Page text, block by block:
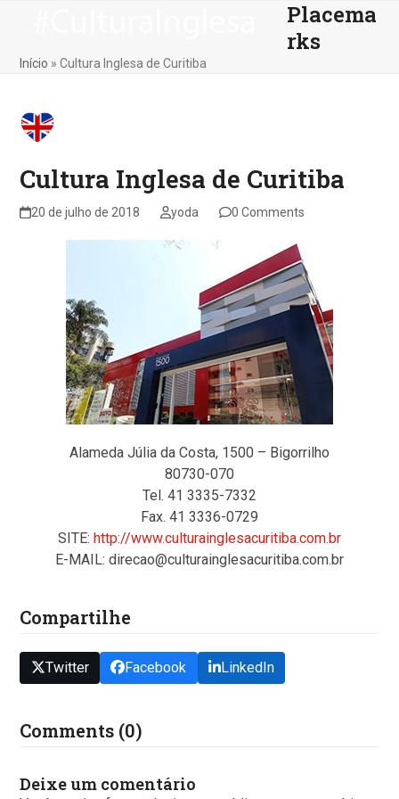
menu
menu
Placema
rks
Início »Cultura Inglesa de Curitiba
Cultura Inglesa de Curitiba
20 de julho de 2018 yoda 0 Comments
Alameda Júlia da Costa, 1500 – Bigorrilho
80730-070
Tel. 41 3335-7332
Fax. 41 3336-0729
SITE: http://www.culturainglesacuritiba.com.br
E-MAIL: direcao@culturainglesacuritiba.com.br
Compartilhe
Twitter Facebook LinkedIn
Comments (0)
Deixe um comentário